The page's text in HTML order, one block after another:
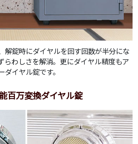
解錠時にダイヤルを回す回数が半分にな
らわしさを解消。更にダイヤル精度もア
イヤル錠です。
百万変換ダイヤル錠